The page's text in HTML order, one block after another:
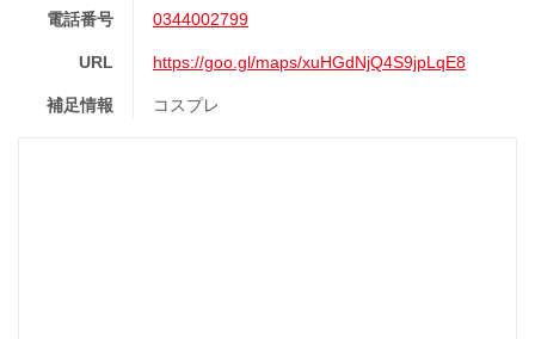
電話番号 0344002799
URL https://goo.gl/maps/xuHGdNjQ4S9jpLqE8
補足情報 コスプレ